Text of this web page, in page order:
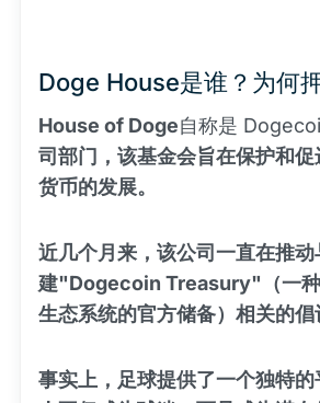
Doge House是谁？为何
House of Doge自称是
司部门，该基金会旨在保护和
货币的发展。
近几个月来，该公司一直在推动
建"Dogecoin Treasury"（一
生态系统的官方储备）相关的倡
事实上，足球提供了一个独特